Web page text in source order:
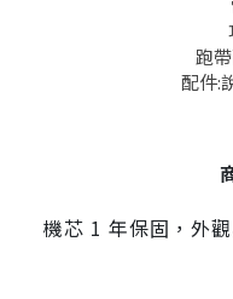
跑
配件:
機芯 1 年保固，外